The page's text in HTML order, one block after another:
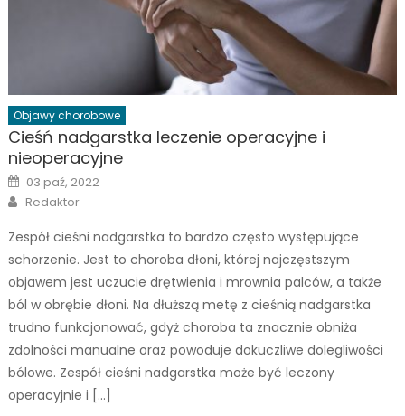
Objawy chorobowe
Cieśń nadgarstka leczenie operacyjne i
nieoperacyjne
Posted
on
03 paź, 2022
Author
Redaktor
Zespół cieśni nadgarstka to bardzo często występujące
schorzenie. Jest to choroba dłoni, której najczęstszym
objawem jest uczucie drętwienia i mrownia palców, a także
ból w obrębie dłoni. Na dłuższą metę z cieśnią nadgarstka
trudno funkcjonować, gdyż choroba ta znacznie obniża
zdolności manualne oraz powoduje dokuczliwe dolegliwości
bólowe. Zespół cieśni nadgarstka może być leczony
operacyjnie i […]